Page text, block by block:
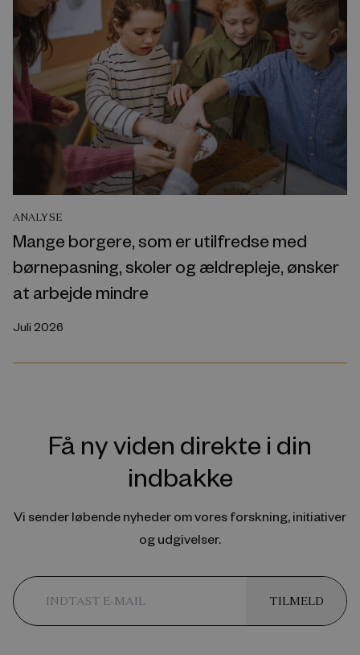
ANALYSE
Mange borgere, som er utilfredse med
børnepasning, skoler og ældrepleje, ønsker
at arbejde mindre
Juli 2026
Få ny viden direkte i din
indbakke
Vi sender løbende nyheder om vores forskning, initiativer
og udgivelser.
TILMELD